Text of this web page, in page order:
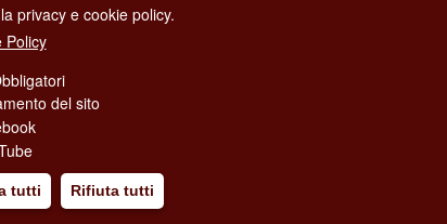
Sport, Turismo e Moda.
COPYRIGHT
privacy e cookie policy.
Policy
del sito
tutti Rifiuta tutti